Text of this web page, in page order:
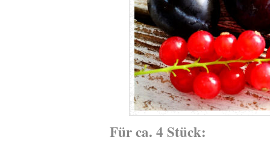
Für ca. 4 Stück: